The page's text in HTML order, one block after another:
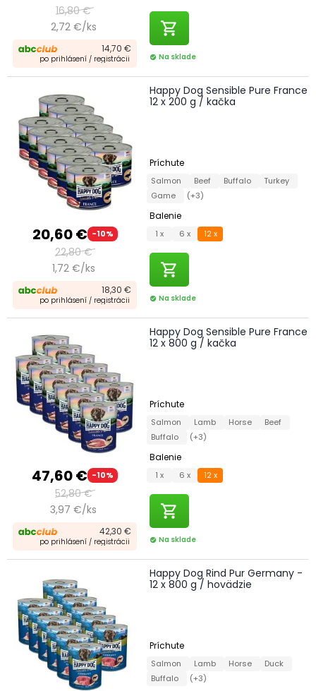
16,80 €
2,72 €/ks
14,70 €
po prihlásení / registrácii
shopping_cart
check_circle Na sklade
20,60 € -10%
22,80 €
1,72 €/ks
18,30 €
po prihlásení / registrácii
Happy Dog Sensible Pure France
12 x 200 g / kačka
Príchute
Salmon Beef Buffalo
Turkey
Game
(+3)
Balenie
1 x 6 x 12 x
shopping_cart
check_circle Na sklade
47,60 € -10%
52,80 €
3,97 €/ks
42,30 €
po prihlásení / registrácii
Happy Dog Sensible Pure France
12 x 800 g / kačka
Príchute
Salmon Lamb Horse
Beef
Buffalo
(+3)
Balenie
1 x 6 x 12 x
shopping_cart
check_circle Na sklade
Happy Dog Rind Pur Germany -
12 x 800 g / hovädzie
Príchute
Salmon Lamb Horse
Duck
Buffalo
(+3)